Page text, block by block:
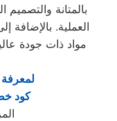
بالمتانة
العملية. بالإضافة
مواد ذات جودة
كود